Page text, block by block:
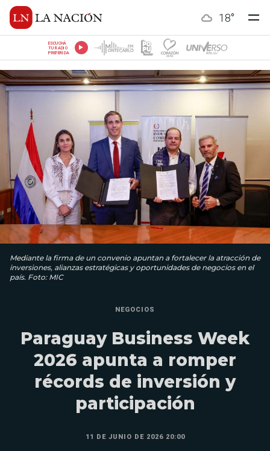
18°
ESCUCHÁ
TU RADIO
PREFERIDA
Mediante la firma de un convenio apuntan a fortalecer la atracción de
inversiones, alianzas estratégicas y oportunidades de negocios en el
país. Foto: MIC
NEGOCIOS
Paraguay Business Week
2026 apunta a romper
récords de inversión y
participación
11 DE JUNIO DE 2026 20:00